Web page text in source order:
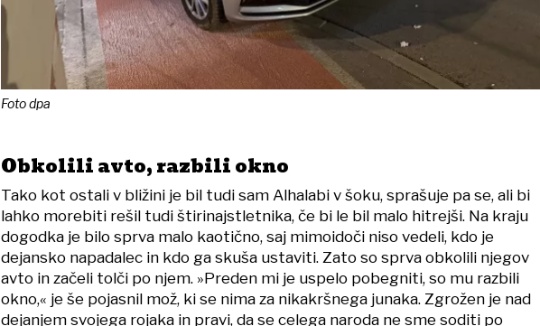
Foto dpa
Obkolili avto, razbili okno
Tako kot ostali v bližini je bil tudi sam Alhalabi v šoku, sprašuje pa se, ali bi
lahko morebiti rešil tudi štirinajstletnika, če bi le bil malo hitrejši. Na kraju
dogodka je bilo sprva malo kaotično, saj mimoidoči niso vedeli, kdo je
dejansko napadalec in kdo ga skuša ustaviti. Zato so sprva obkolili njegov
avto in začeli tolči po njem. »Preden mi je uspelo pobegniti, so mu razbili
okno,« je še pojasnil mož, ki se nima za nikakršnega junaka. Zgrožen je nad
dejanjem svojega rojaka in pravi, da se celega naroda ne sme soditi po